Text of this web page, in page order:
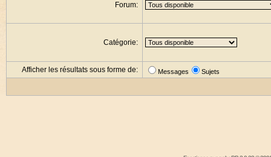
Forum:
Catégorie:
Afficher les résultats sous forme de: Messages Sujets